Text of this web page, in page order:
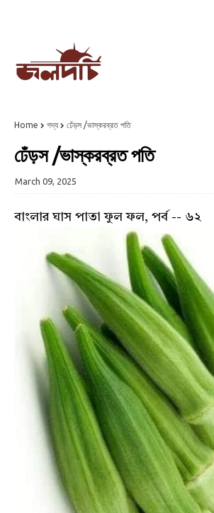
Home গদ্য ঢেঁড়স /ভাস্করব্রত পতি
ঢেঁড়স /ভাস্করব্রত পতি
March 09, 2025
বাংলার ঘাস পাতা ফুল ফল, পর্ব -- ৬২